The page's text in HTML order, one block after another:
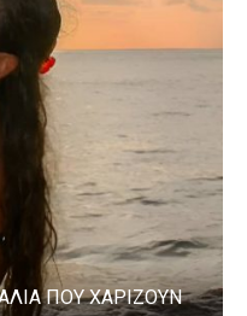
ΠΟΥ ΧΑΡΙΖΟΥΝ